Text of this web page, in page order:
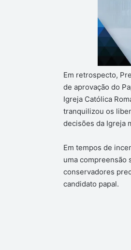
Em retrospecto,
de aprovação do
Igreja Católica
tranquilizou os
decisões da Igreja
Em tempos de
uma compreensão
conservadores
candidato papal.